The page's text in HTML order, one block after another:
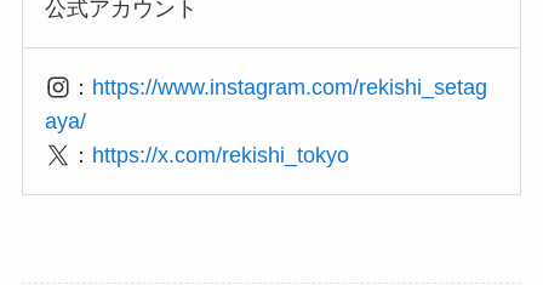
公式アカウント
： https://www.instagram.com/rekishi_setag
aya/
： https://x.com/rekishi_tokyo